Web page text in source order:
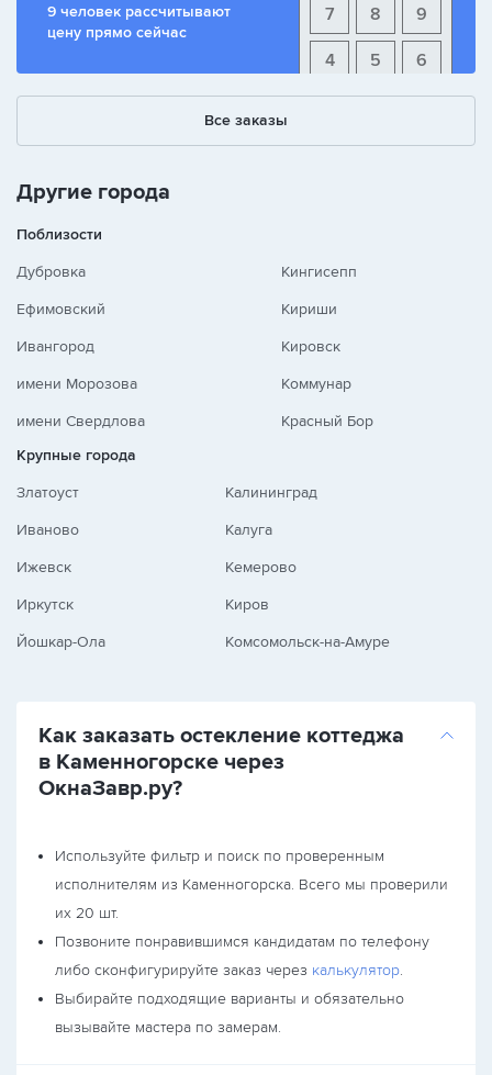
9 человек рассчитывают
цену прямо сейчас
9
8
7
6
5
4
+ - /
Все заказы
Другие города
Поблизости
Дубровка
Ефимовский
Ивангород
имени Морозова
имени Свердлова
Кингисепп
Кириши
Кировск
Коммунар
Красный Бор
Крупные города
Златоуст
Иваново
Ижевск
Иркутск
Йошкар-Ола
Калининград
Калуга
Кемерово
Киров
Комсомольск-на-Амуре
Как заказать остекление коттеджа
в Каменногорске через
ОкнаЗавр.ру?
Используйте фильтр и поиск по проверенным
исполнителям из Каменногорска. Всего мы проверили
их 20 шт.
Позвоните понравившимся кандидатам по телефону
либо сконфигурируйте заказ через калькулятор.
Выбирайте подходящие варианты и обязательно
вызывайте мастера по замерам.